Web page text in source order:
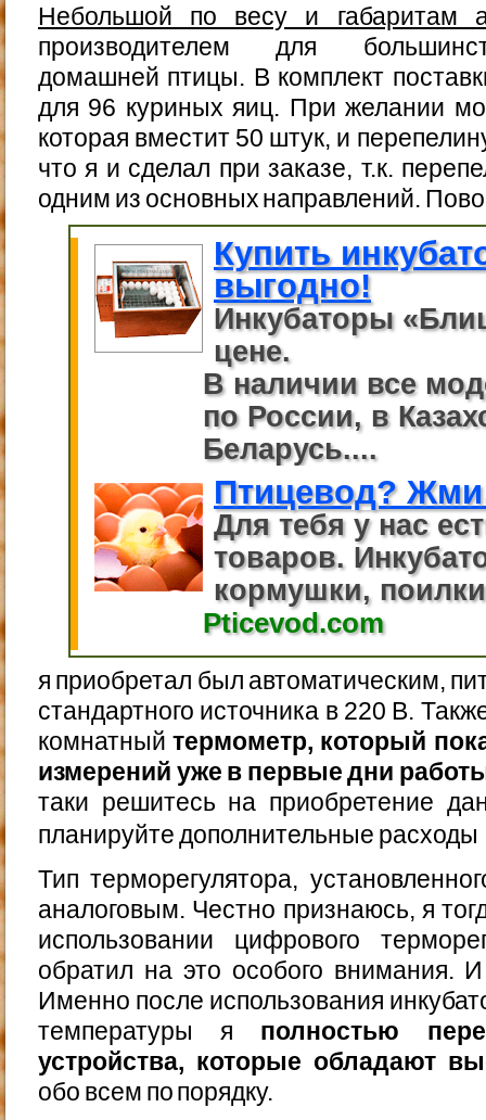
Небольшой по весу и габаритам
производителем для
домашней птицы. В комплект
для 96 куриных яиц. При желании
которая вместит 50 штук, и
что я и сделал при заказе, т.к.
одним из основных направлений.
Купить
выгодно!
Инкубаторы
цене.
В наличии все
по России, в
Беларусь....
Птицевод?
Для тебя у нас
товаров.
кормушки,
Pticevod.com
я приобретал был автоматическим,
стандартного источника в 220 В.
комнатныйтермометр, который
измерений уже в первые дни
таки решитесь на приобретение
планируйте дополнительные расходы
Тип терморегулятора,
аналоговым. Честно признаюсь, я
использовании цифрового
обратил на это особого внимания.
Именно после использования
температуры я полностью
устройства, которые обладают
обо всем по порядку.